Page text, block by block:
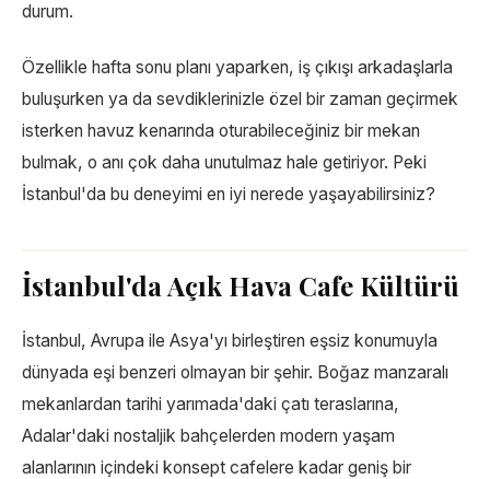
durum.
Özellikle hafta sonu planı yaparken, iş çıkışı arkadaşlarla
buluşurken ya da sevdiklerinizle özel bir zaman geçirmek
isterken havuz kenarında oturabileceğiniz bir mekan
bulmak, o anı çok daha unutulmaz hale getiriyor. Peki
İstanbul'da bu deneyimi en iyi nerede yaşayabilirsiniz?
İstanbul'da Açık Hava Cafe Kültürü
İstanbul, Avrupa ile Asya'yı birleştiren eşsiz konumuyla
dünyada eşi benzeri olmayan bir şehir. Boğaz manzaralı
mekanlardan tarihi yarımada'daki çatı teraslarına,
Adalar'daki nostaljik bahçelerden modern yaşam
alanlarının içindeki konsept cafelere kadar geniş bir